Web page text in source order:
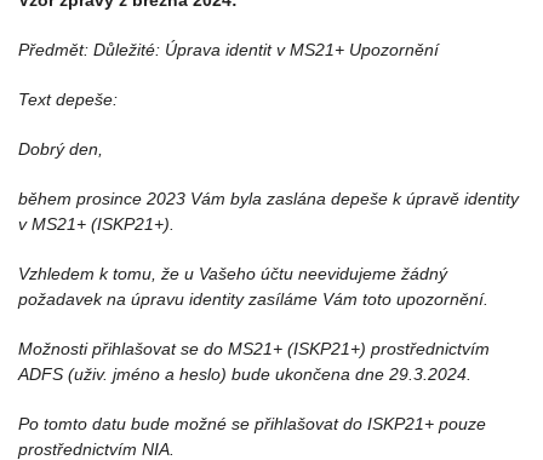
Předmět: Důležité: Úprava identit v MS21+ Upozornění
Text depeše:
Dobrý den,
během prosince 2023 Vám byla zaslána depeše k úpravě identity
v MS21+ (ISKP21+).
Vzhledem k tomu, že u Vašeho účtu neevidujeme žádný
požadavek na úpravu identity zasíláme Vám toto upozornění.
Možnosti přihlašovat se do MS21+ (ISKP21+) prostřednictvím
ADFS (uživ. jméno a heslo) bude ukončena dne 29.3.2024.
Po tomto datu bude možné se přihlašovat do ISKP21+ pouze
prostřednictvím NIA.